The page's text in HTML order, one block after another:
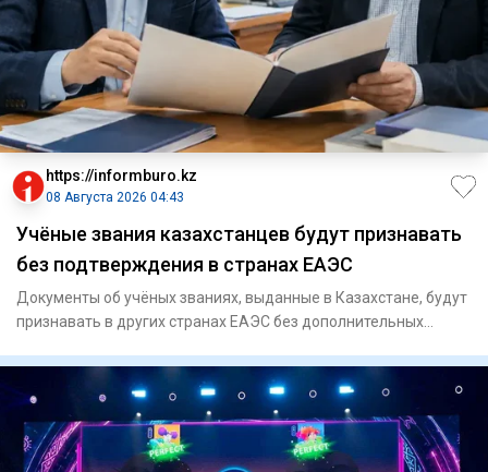
https://informburo.kz
08 Августа 2026 04:43
Учёные звания казахстанцев будут признавать
без подтверждения в странах ЕАЭС
Документы об учёных званиях, выданные в Казахстане, будут
признавать в других странах ЕАЭС без дополнительных